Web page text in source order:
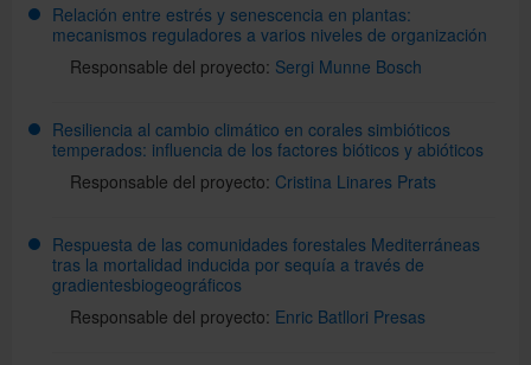
Relación entre estrés y senescencia en plantas:
mecanismos reguladores a varios niveles de organización
Responsable del proyecto: Sergi Munne Bosch
Resiliencia al cambio climático en corales simbióticos
temperados: influencia de los factores bióticos y abióticos
Responsable del proyecto: Cristina Linares Prats
Respuesta de las comunidades forestales Mediterráneas
tras la mortalidad inducida por sequía a través de
gradientesbiogeográficos
Responsable del proyecto: Enric Batllori Presas